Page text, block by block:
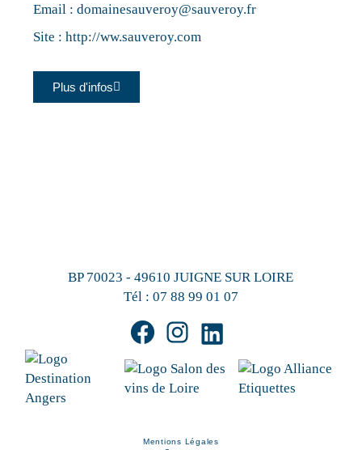
Email :domainesauveroy@sauveroy.fr
Site :http://ww.sauveroy.com
Plus d'infos
BP 70023 - 49610 JUIGNE SUR LOIRE
Tél : 07 88 99 01 07
Mentions Légales